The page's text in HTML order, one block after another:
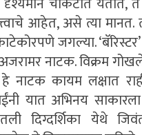
आहेत, असे त्या मानत.
जगल्या.
नाटक. विक्रम
हे नाटक कायम लक्षात
यात अभिनय
दिग्दर्शिका येथे